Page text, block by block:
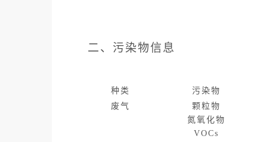
二、 污染物信息
种类 污染物
废气
颗粒物
氮氧化物
VOCs